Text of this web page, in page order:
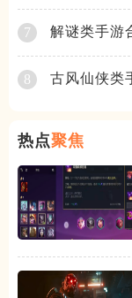
7 解谜类手游
8 古风仙侠类
热点聚焦